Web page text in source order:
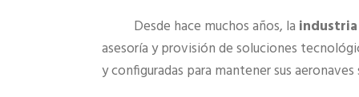
Desde hace muchos años, la
asesoría y provisión de soluciones
y configuradas para mantener sus